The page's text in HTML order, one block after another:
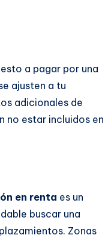
a pagar por una
ajusten a tu
adicionales de
no estar incluidos en
en renta es un
buscar una
Zonas